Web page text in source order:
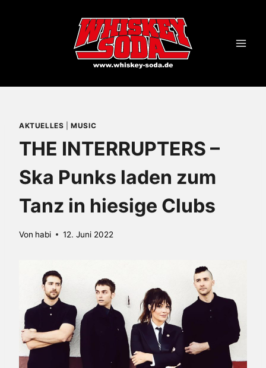
AKTUELLES |MUSIC
THE INTERRUPTERS –
Ska Punks laden zum
Tanz in hiesige Clubs
Von habi 12. Juni 2022